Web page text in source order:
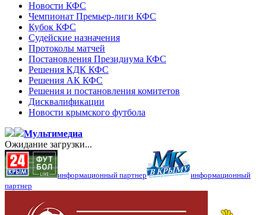
Новости КФС
Чемпионат Премьер-лиги КФС
Кубок КФС
Судейские назначения
Протоколы матчей
Постановления Президиума КФС
Решения КДК КФС
Решения АК КФС
Решения и постановления комитетов
Дисквалификации
Новости крымского футбола
Мультимедиа
Ожидание загрузки...
информационный партнер
информационный
партнер